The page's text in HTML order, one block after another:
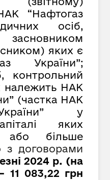
“Нафтогаз
осіб,
яких є
України”;
контрольний
належить НАК
(частка НАК
у
яких
або більше
з договорами
2024 р. (на
11 083,22 грн